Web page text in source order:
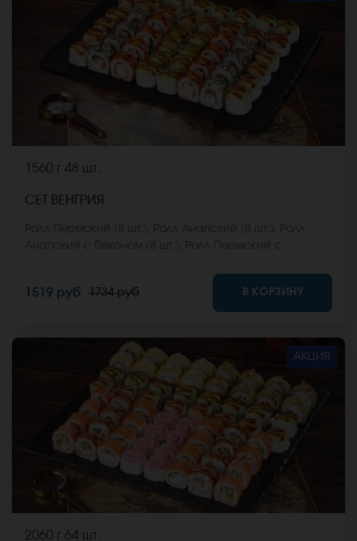
1560 г 48 шт.
СЕТ ВЕНГРИЯ
Ролл Ижевский (8 шт.). *Не забудьте заказать имбирь,
васаби и соевый соус. Они не входят в стоимость
заказа. *Внешний вид блюда может отличаться от
1519 руб 1734 руб В КОРЗИНУ
АКЦИЯ
2060 г 64 шт.